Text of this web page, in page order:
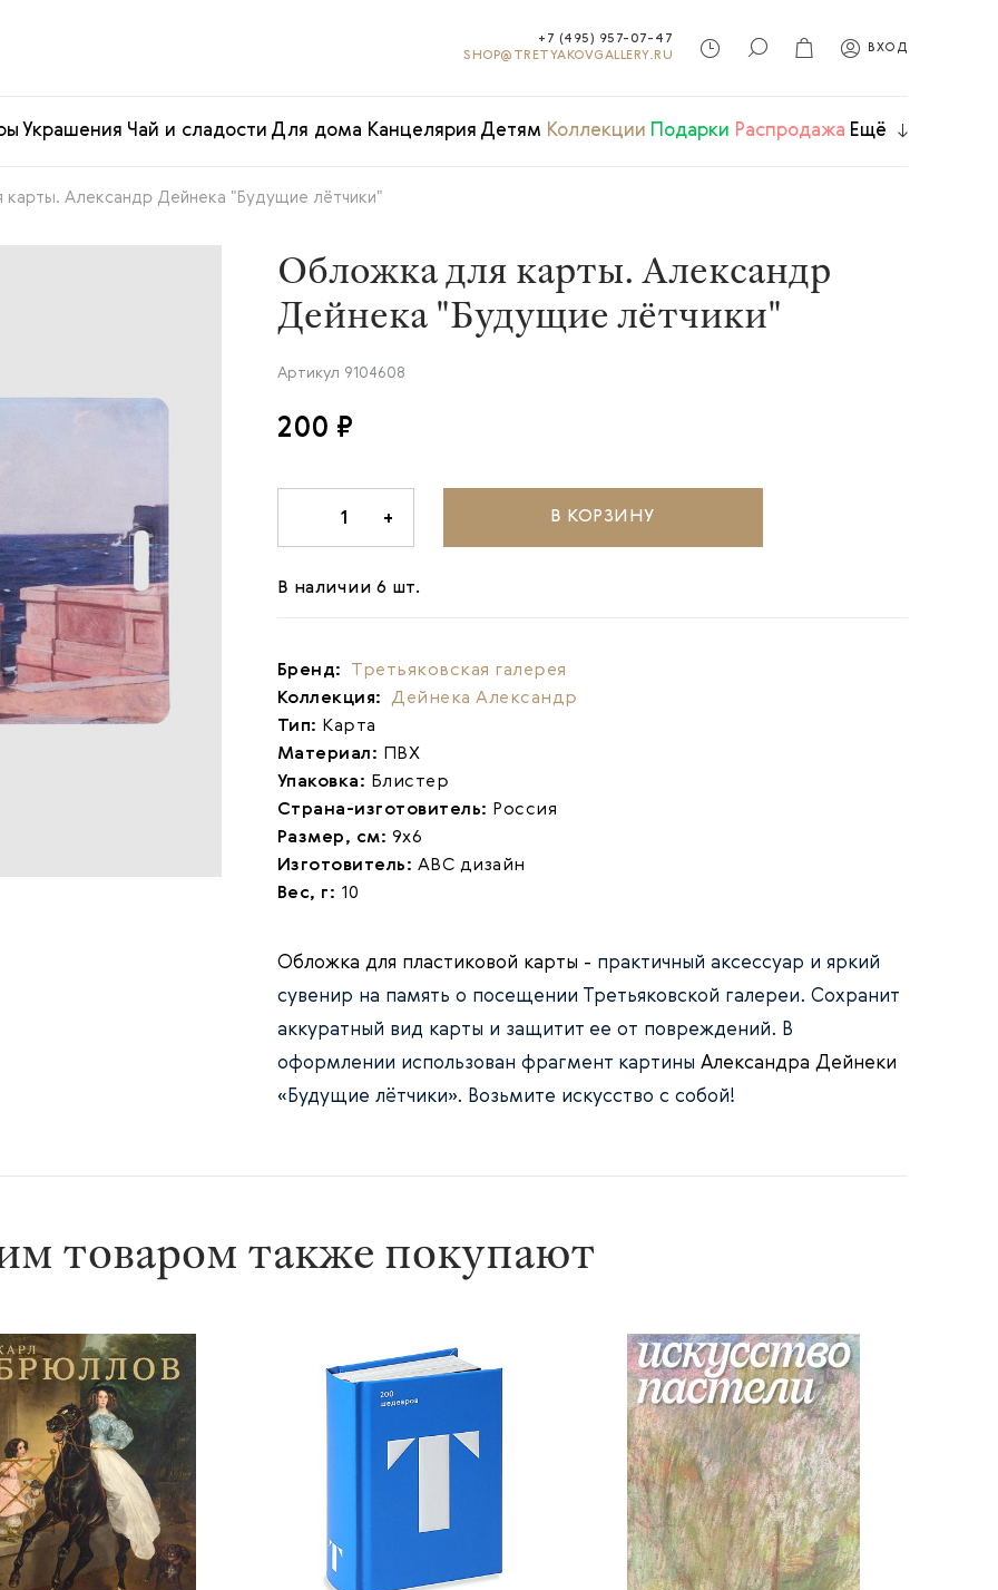
+7 (495) 957-07-47
SHOP@TRETYAKOVGALLERY.RU
ВХОД
Украшения Чай и сладости Для дома Канцелярия Детям Коллекции Подарки Распродажа Ещё
Александр Дейнека "Будущие лётчики"
Обложка для карты. Александр
Дейнека "Будущие лётчики"
Артикул 9104608
200 ₽
1 + В КОРЗИНУ
В наличии 6 шт.
Бренд: Третьяковская галерея
Коллекция:Дейнека Александр
Тип: Карта
Материал: ПВХ
Упаковка: Блистер
Страна-изготовитель: Россия
Размер, см: 9х6
Изготовитель: АВС дизайн
Вес, г: 10
Обложка для пластиковой карты - практичный аксессуар и яркий
сувенир на память о посещении Третьяковской галереи. Сохранит
аккуратный вид карты и защитит ее от повреждений. В
оформлении использован фрагмент картины Александра Дейнеки
«Будущие лётчики». Возьмите искусство с собой!
товаром также покупают